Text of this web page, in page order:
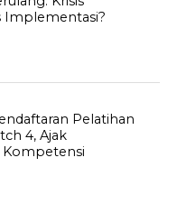
Implementasi?
Pelatihan
4, Ajak
Kompetensi